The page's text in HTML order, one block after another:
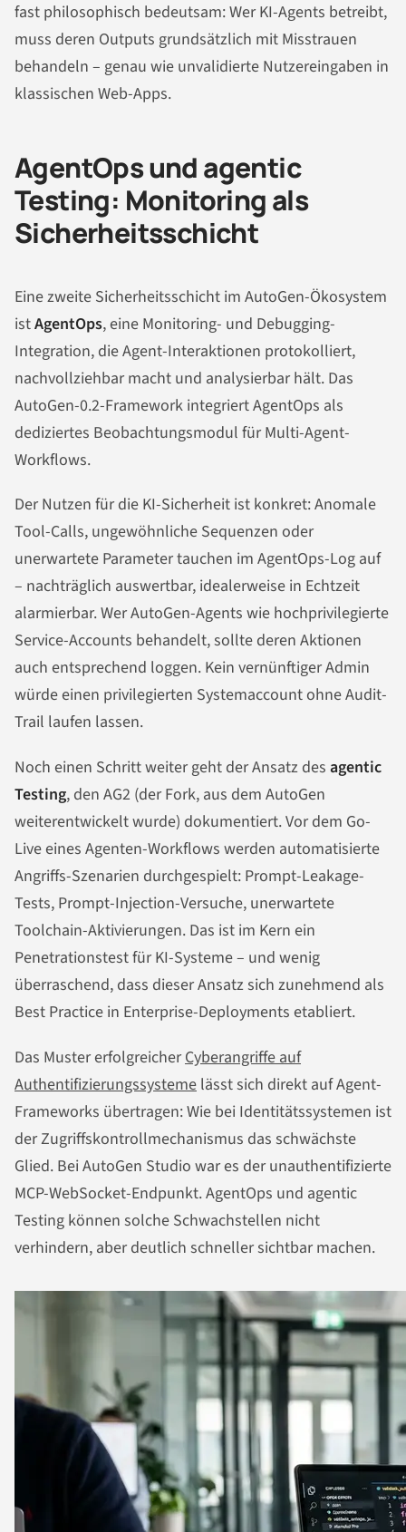
fast philosophisch bedeutsam: Wer KI-Agents betreibt,
muss deren Outputs grundsätzlich mit Misstrauen
behandeln – genau wie unvalidierte Nutzereingaben in
klassischen Web-Apps.
AgentOps und agentic
Testing: Monitoring als
Sicherheitsschicht
Eine zweite Sicherheitsschicht im AutoGen-Ökosystem
istAgentOps, eine Monitoring- und Debugging-
Integration, die Agent-Interaktionen protokolliert,
nachvollziehbar macht und analysierbar hält. Das
AutoGen-0.2-Framework integriert AgentOps als
dediziertes Beobachtungsmodul für Multi-Agent-
Workflows.
Der Nutzen für die KI-Sicherheit ist konkret: Anomale
Tool-Calls, ungewöhnliche Sequenzen oder
unerwartete Parameter tauchen im AgentOps-Log auf
– nachträglich auswertbar, idealerweise in Echtzeit
alarmierbar. Wer AutoGen-Agents wie hochprivilegierte
Service-Accounts behandelt, sollte deren Aktionen
auch entsprechend loggen. Kein vernünftiger Admin
würde einen privilegierten Systemaccount ohne Audit-
Trail laufen lassen.
Noch einen Schritt weiter geht der Ansatz des agentic
Testing, den AG2 (der Fork, aus dem AutoGen
weiterentwickelt wurde) dokumentiert. Vor dem Go-
Live eines Agenten-Workflows werden automatisierte
Angriffs-Szenarien durchgespielt: Prompt-Leakage-
Tests, Prompt-Injection-Versuche, unerwartete
Toolchain-Aktivierungen. Das ist im Kern ein
Penetrationstest für KI-Systeme – und wenig
überraschend, dass dieser Ansatz sich zunehmend als
Best Practice in Enterprise-Deployments etabliert.
Das Muster erfolgreicherCyberangriffe auf
Authentifizierungssysteme lässt sich direkt auf Agent-
Frameworks übertragen: Wie bei Identitätssystemen ist
der Zugriffskontrollmechanismus das schwächste
Glied. Bei AutoGen Studio war es der unauthentifizierte
MCP-WebSocket-Endpunkt. AgentOps und agentic
Testing können solche Schwachstellen nicht
verhindern, aber deutlich schneller sichtbar machen.